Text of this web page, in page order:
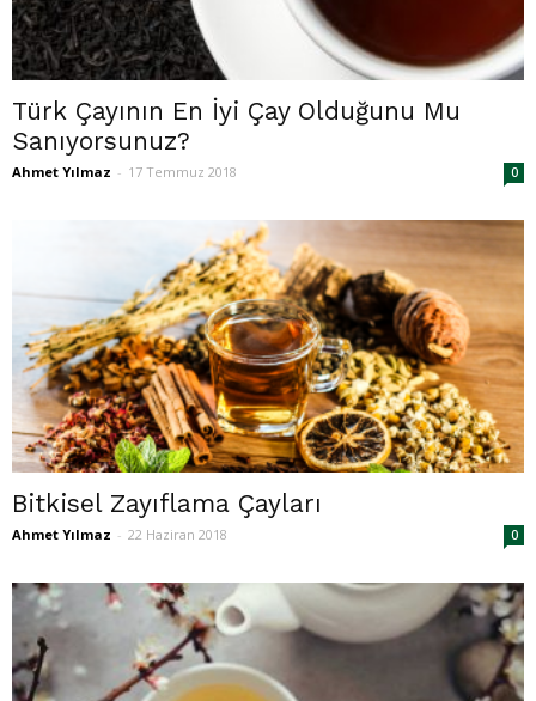
Türk Çayının En İyi Çay Olduğunu Mu
Sanıyorsunuz?
Ahmet Yılmaz - 17 Temmuz 2018 0
Bitkisel Zayıflama Çayları
Ahmet Yılmaz - 22 Haziran 2018 0